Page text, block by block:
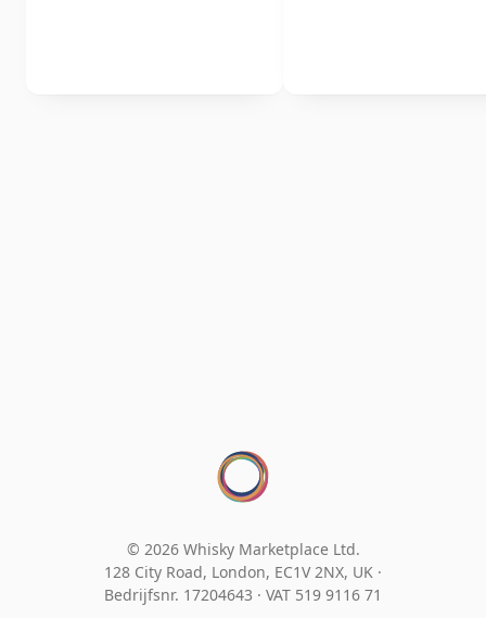
© 2026 Whisky Marketplace Ltd.
128 City Road, London, EC1V 2NX, UK ·
Bedrijfsnr. 17204643 · VAT 519 9116 71